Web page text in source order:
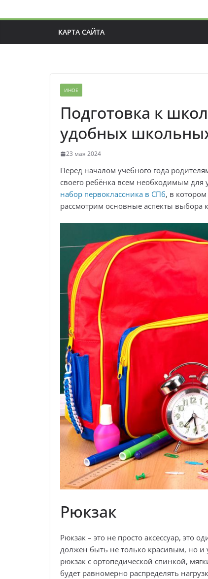
КАРТА САЙТА
ИНОЕ
Подготовка к
удобных
23 мая 2024
Перед началом учебного года
своего ребёнка всем необходимым для
набор первоклассника в СПб, в
рассмотрим основные аспекты выбора
Рюкзак
Рюкзак – это не просто аксессуар,
должен быть не только красивым, но
рюкзак с ортопедической спинкой,
будет равномерно распределять